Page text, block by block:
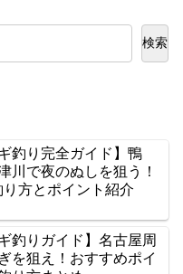
検索
釣り完全ガイド】鴨
川で夜のぬしを狙う！
方とポイント紹介
釣りガイド】名古屋周
を狙え！おすすめポイ